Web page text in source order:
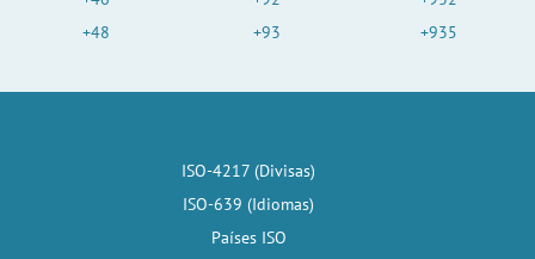
+48
+93
+935
ISO-4217 (Divisas)
ISO-639 (Idiomas)
Países ISO